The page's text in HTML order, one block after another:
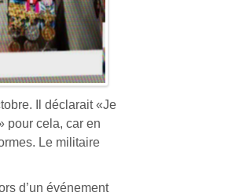
Il déclarait «Je
pour cela, car en
Le militaire
d’un événement